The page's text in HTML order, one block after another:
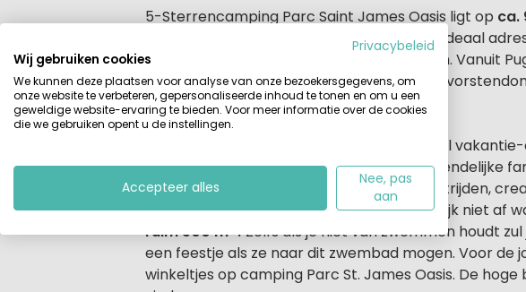
Beschrijving
5-Sterrencamping Parc Saint James Oasis ligt op ca.
met een supermarkt, ligt op ca. 4 km. Een ideaal
plekjes van het achterland te leren kennen. Vanuit
maar ook plaatsen als Nice, Cannes of het
Zon, zee en strand
is een ideaal
kinderen. Parc Saint James Oasis is een vriendelijke
Club organiseert spelletjes, make-upwedstrijden,
hoeft camping Parc St. James Oasis eigenlijk niet af
ruim 500 m² !Zelfs als je niet van zwemmen houdt
een feestje als ze naar dit zwembad mogen. Voor de
winkeltjes op camping Parc St. James Oasis. De
Privacybeleid
Wij gebruiken cookies
We kunnen deze plaatsen voor analyse van onze bezoekersgegevens, om
onze website te verbeteren, gepersonaliseerde inhoud te tonen en om u een
geweldige website-ervaring te bieden. Voor meer informatie over de cookies
die we gebruiken opent u de instellingen.
Accepteer alles
Nee, pas
aan